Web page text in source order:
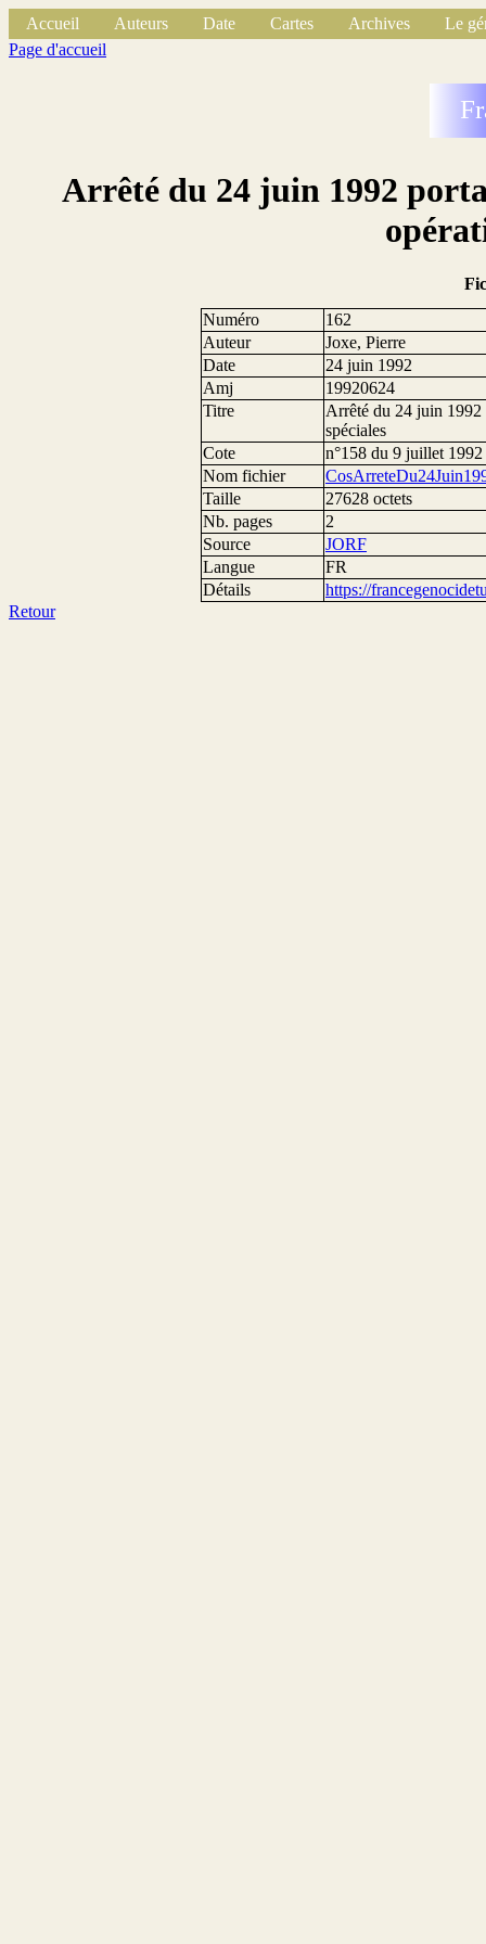
Accueil Auteurs Date Cartes Archives
Le
Page d'accueil
Arrêté du 24 juin 1992
Numéro
162
Auteur
Joxe, Pierre
Date
24 juin 1992
Amj
19920624
Titre
Arrêté du 24 juin 1992
spéciales
Cote
n°158 du 9 juillet 1992
Nom fichier
Taille
27628 octets
Nb. pages
2
Source
JORF
Langue
FR
Détails
https://
Retour